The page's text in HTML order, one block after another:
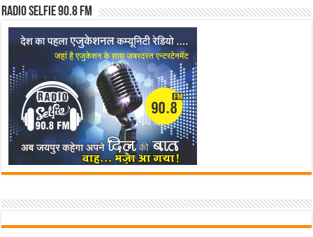
Radio Selfie 90.8 FM